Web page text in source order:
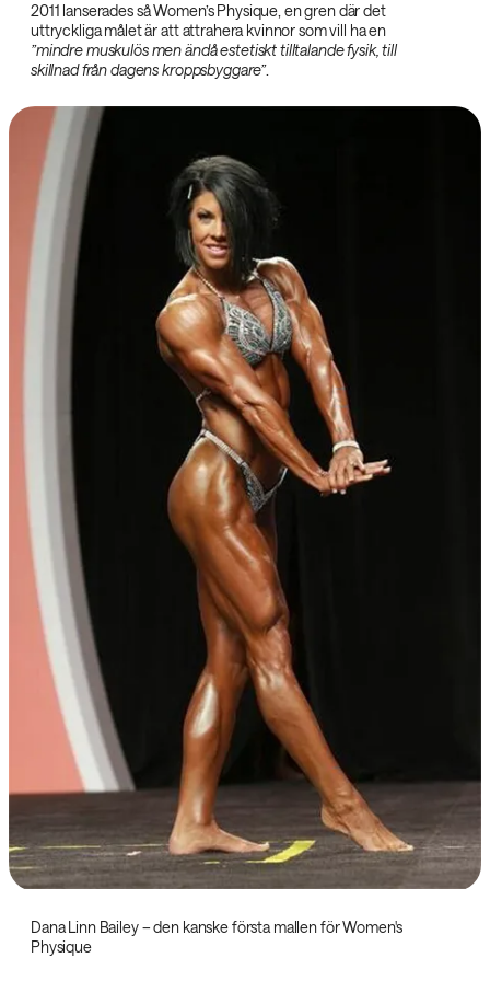
2011 lanserades så Women’s Physique, en gren där det
uttryckliga målet är att attrahera kvinnor som vill ha en
”mindre muskulös men ändå estetiskt tilltalande fysik, till
skillnad från dagens kroppsbyggare”.
Dana Linn Bailey – den kanske första mallen för Women's
Physique